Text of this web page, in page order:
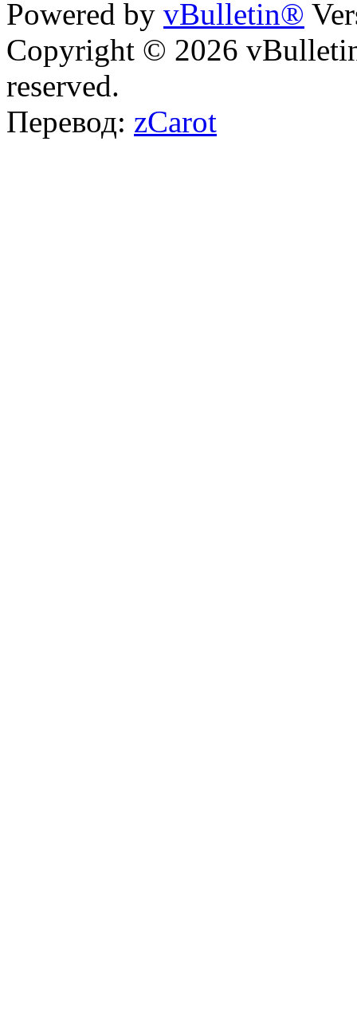
Powered by vBulletin®
Copyright © 2026
reserved.
Перевод: zCarot